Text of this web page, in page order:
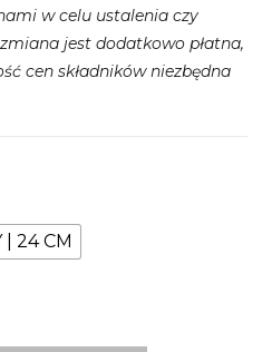
w celu ustalenia czy
jest dodatkowo płatna,
cen składników niezbędna
| 24 CM